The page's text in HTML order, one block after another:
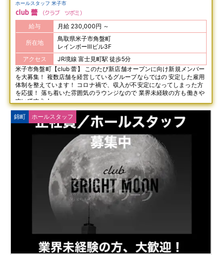
ホールスタッフ 米子市
club 蕾 クラブ ツボミ
給与 月給 230,000円 ～
所在地
鳥取県米子市角盤町
レインボーⅢビル3F
アクセス
JR境線 富士見町駅 徒歩5分
米子市角盤町【club 蕾】 このたび新店舗オープンに向け新規メンバー
を大募集！ 複数店舗を経営しているグループならではの 安定した雇用
体制を整えています！ コロナ禍で、収入が不安定になってしまった方
を応援！ 落ち着いた雰囲気のラウンジなので 業界未経験の方も働きや
すいですよ！
錦町 ホールスタッフ